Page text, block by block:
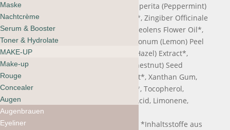
Sativa (Chestnut) Extract,
Mentha Piperita (Peppermint)
Oil*,Juniperus Communis Fruit Oil*,Zingiber Officinale
(Ginger) Root Oil,
Pelargonium Graveolens Flower Oil*,
Centella Asiatica Extract,
Citrus Limonum (Lemon) Peel
Oil*,
Hamamelis Virginiana (Witch Hazel) Extract*,
Aesculus Hippocastanum (Horse Chestnut) Seed
Extract*,
Equisetum Arvense Extract*,Xanthan Gum,
Citral,
Ci 75810**,Tocopherol,
Linalool,
Citric Acid, Limonene,
Citronellol
**aus 100% natürlichem Ursprung,*Inhaltsstoffe aus
Maske
Nachtcrème
Serum & Booster
Toner & Hydrolate
MAKE-UP
Make-up
Rouge
Concealer
Augen
Augenbrauen
Eyeliner